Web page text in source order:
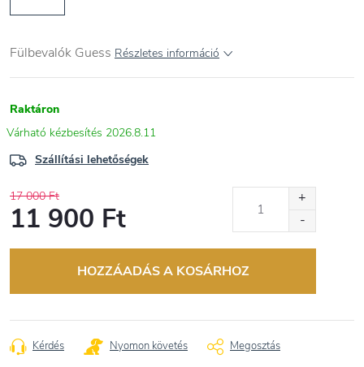
Fülbevalók Guess Részletes információ
Raktáron
2026.8.11
Szállítási lehetőségek
17 000 Ft
11 900 Ft
HOZZÁADÁS A KOSÁRHOZ
Kérdés Nyomon követés Megosztás